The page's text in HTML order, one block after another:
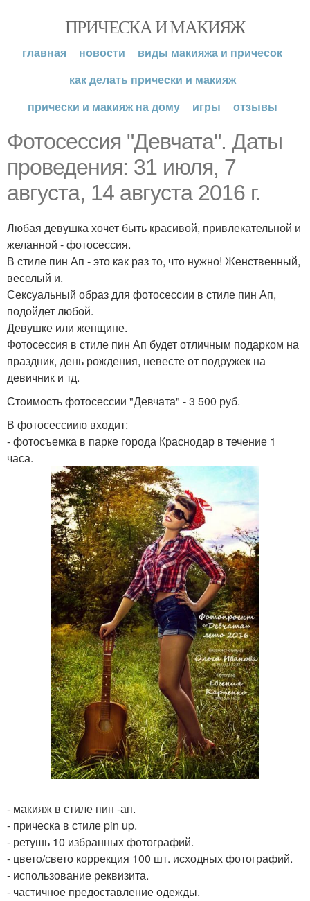
ПРИЧЕСКА И МАКИЯЖ
главная новости
виды макияжа и причесок
как делать прически и макияж
прически и макияж на дому
игры отзывы
Фотосессия "Девчата". Даты
проведения: 31 июля, 7
августа, 14 августа 2016 г.
Любая девушка хочет быть красивой, привлекательной и
желанной - фотосессия.
В стиле пин Ап - это как раз то, что нужно! Женственный,
веселый и.
Сексуальный образ для фотосессии в стиле пин Ап,
подойдет любой.
Девушке или женщине.
Фотосессия в стиле пин Ап будет отличным подарком на
праздник, день рождения, невесте от подружек на
девичник и тд.
Стоимость фотосессии "Девчата" - 3 500 руб.
В фотосессиию входит:
- фотосъемка в парке города Краснодар в течение 1
часа.
- макияж в стиле пин -ап.
- прическа в стиле pin up.
- ретушь 10 избранных фотографий.
- цвето/свето коррекция 100 шт. исходных фотографий.
- использование реквизита.
- частичное предоставление одежды.